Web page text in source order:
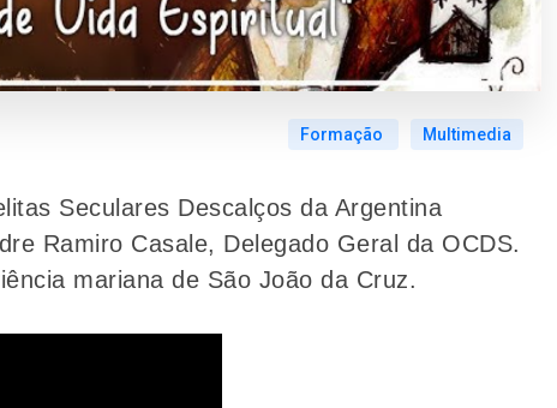
Formação Multimedia
Seculares Descalços da Argentina
Ramiro Casale, Delegado Geral da OCDS.
mariana de São João da Cruz.